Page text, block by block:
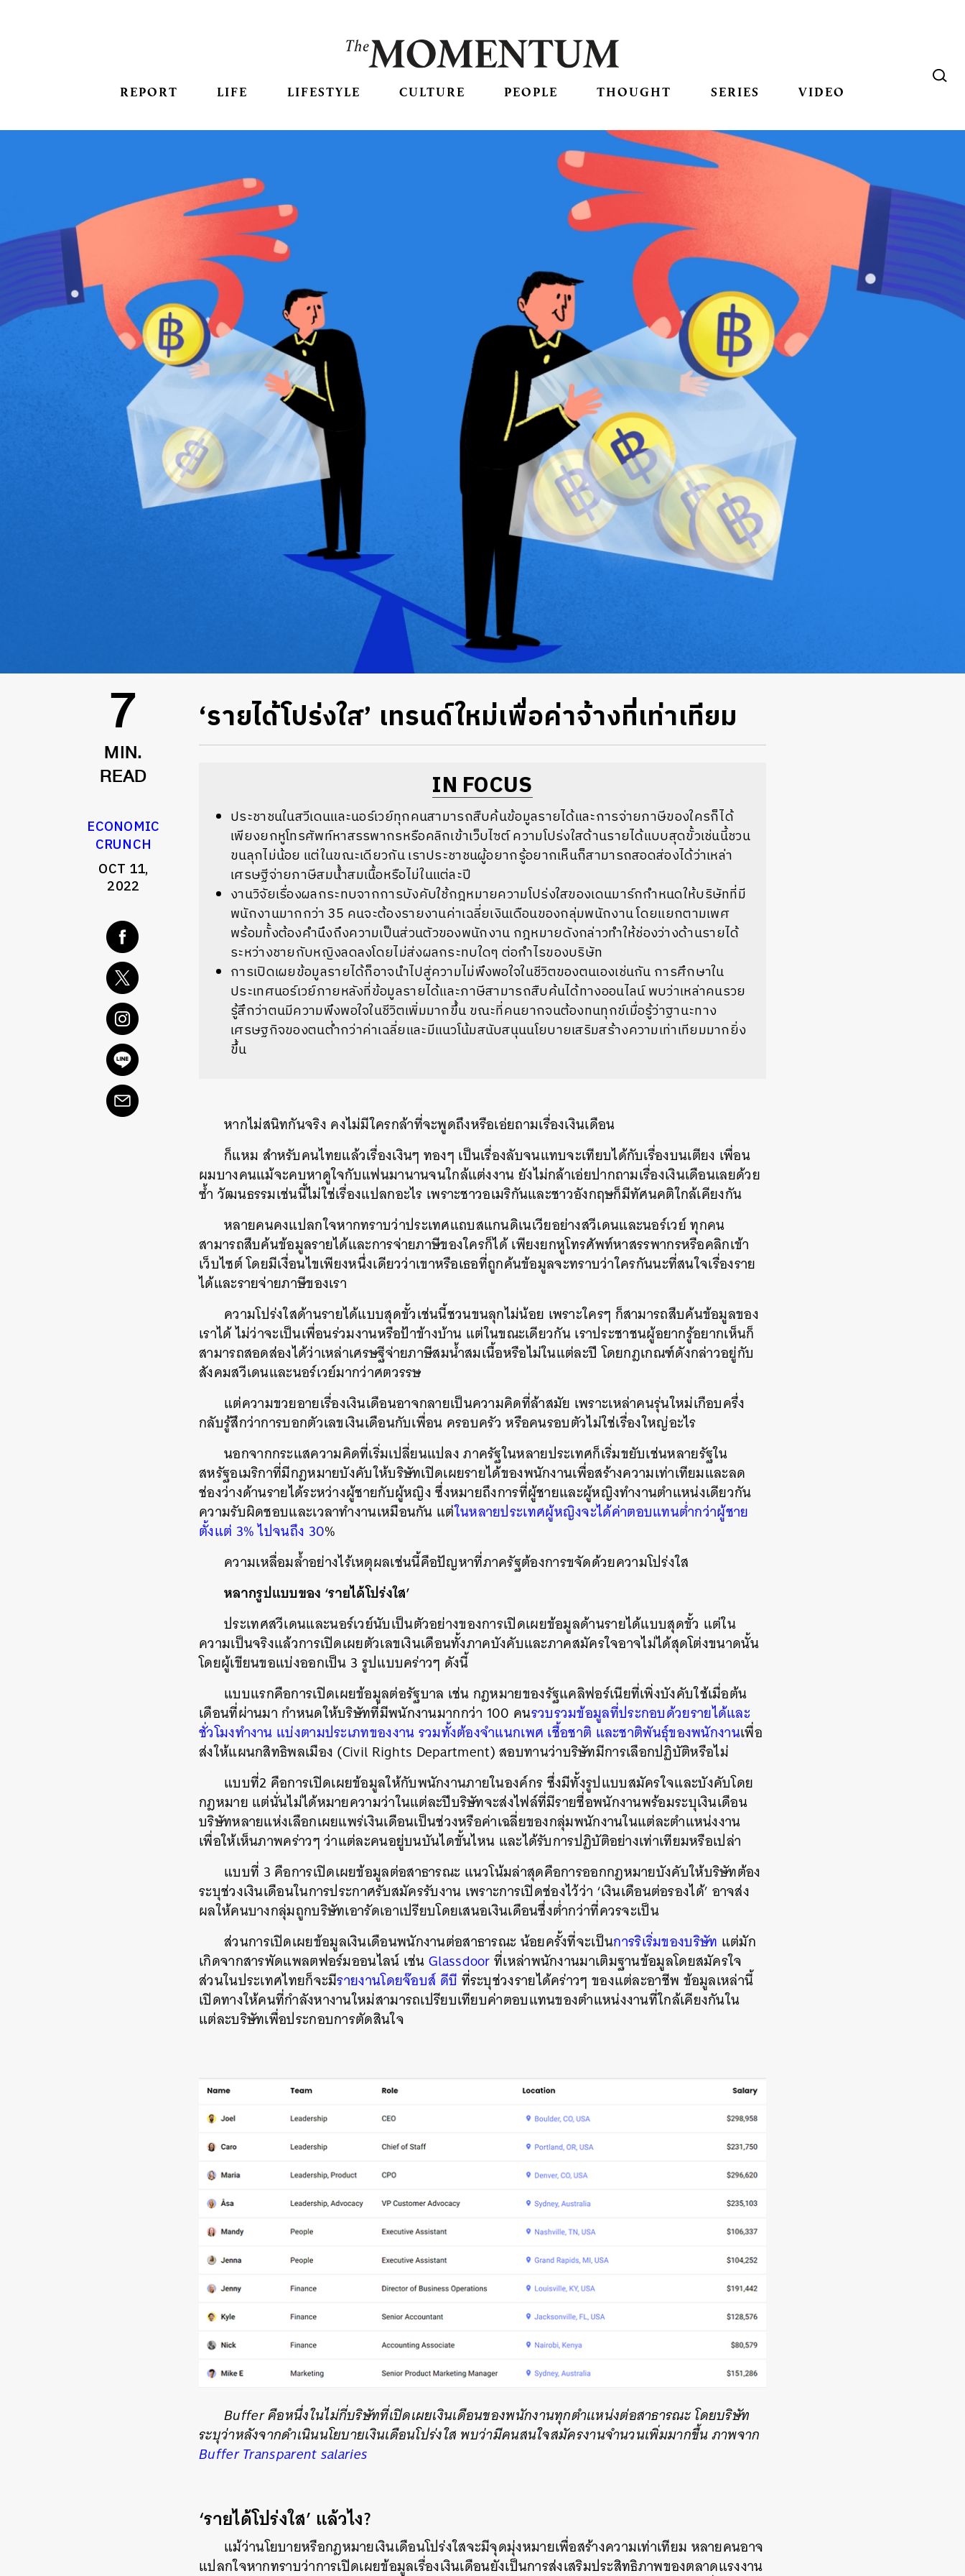
REPORT LIFE LIFESTYLE CULTURE PEOPLE THOUGHT SERIES VIDEO
7
MIN.
READ
ECONOMIC
CRUNCH
OCT 11,
2022
‘รายได้โปร่งใส’ เทรนด์ใหม่เพื่อค่าจ้างที่เท่าเทียม
IN FOCUS
ประชาชนในสวีเดนและนอร์เวย์ทุกคนสามารถสืบค้นข้อมูลรายได้และการจ่ายภาษีของใครก็ได้
เพียงยกหูโทรศัพท์หาสรรพากรหรือคลิกเข้าเว็บไซต์ ความโปร่งใสด้านรายได้แบบสุดขั้วเช่นนี้ชวน
ขนลุกไม่น้อย แต่ในขณะเดียวกัน เราประชาชนผู้อยากรู้อยากเห็นก็สามารถสอดส่องได้ว่าเหล่า
เศรษฐีจ่ายภาษีสมน้ำสมเนื้อหรือไม่ในแต่ละปี
งานวิจัยเรื่องผลกระทบจากการบังคับใช้กฎหมายความโปร่งใสของเดนมาร์กกำหนดให้บริษัทที่มี
พนักงานมากกว่า 35 คนจะต้องรายงานค่าเฉลี่ยเงินเดือนของกลุ่มพนักงาน โดยแยกตามเพศ
พร้อมทั้งต้องคำนึงถึงความเป็นส่วนตัวของพนักงาน กฎหมายดังกล่าวทำให้ช่องว่างด้านรายได้
ระหว่างชายกับหญิงลดลงโดยไม่ส่งผลกระทบใดๆ ต่อกำไรของบริษัท
การเปิดเผยข้อมูลรายได้ก็อาจนำไปสู่ความไม่พึงพอใจในชีวิตของตนเองเช่นกัน การศึกษาใน
ประเทศนอร์เวย์ภายหลังที่ข้อมูลรายได้และภาษีสามารถสืบค้นได้ทางออนไลน์ พบว่าเหล่าคนรวย
รู้สึกว่าตนมีความพึงพอใจในชีวิตเพิ่มมากขึ้น ขณะที่คนยากจนต้องทนทุกข์เมื่อรู้ว่าฐานะทาง
เศรษฐกิจของตนต่ำกว่าค่าเฉลี่ยและมีแนวโน้มสนับสนุนนโยบายเสริมสร้างความเท่าเทียมมากยิ่ง
ขึ้น
หากไม่สนิทกันจริง คงไม่มีใครกล้าที่จะพูดถึงหรือเอ่ยถามเรื่องเงินเดือน
ก็แหม สำหรับคนไทยแล้วเรื่องเงินๆ ทองๆ เป็นเรื่องลับจนแทบจะเทียบได้กับเรื่องบนเตียง เพื่อน
ผมบางคนแม้จะคบหาดูใจกับแฟนมานานจนใกล้แต่งงาน ยังไม่กล้าเอ่ยปากถามเรื่องเงินเดือนเลยด้วย
ซ้ำ วัฒนธรรมเช่นนี้ไม่ใช่เรื่องแปลกอะไร เพราะชาวอเมริกันและชาวอังกฤษก็มีทัศนคติใกล้เคียงกัน
หลายคนคงแปลกใจหากทราบว่าประเทศแถบสแกนดิเนเวียอย่างสวีเดนและนอร์เวย์ ทุกคน
สามารถสืบค้นข้อมูลรายได้และการจ่ายภาษีของใครก็ได้ เพียงยกหูโทรศัพท์หาสรรพากรหรือคลิกเข้า
เว็บไซต์ โดยมีเงื่อนไขเพียงหนึ่งเดียวว่าเขาหรือเธอที่ถูกค้นข้อมูลจะทราบว่าใครกันนะที่สนใจเรื่องราย
ได้และรายจ่ายภาษีของเรา
ความโปร่งใสด้านรายได้แบบสุดขั้วเช่นนี้ชวนขนลุกไม่น้อย เพราะใครๆ ก็สามารถสืบค้นข้อมูลของ
เราได้ ไม่ว่าจะเป็นเพื่อนร่วมงานหรือป้าข้างบ้าน แต่ในขณะเดียวกัน เราประชาชนผู้อยากรู้อยากเห็นก็
สามารถสอดส่องได้ว่าเหล่าเศรษฐีจ่ายภาษีสมน้ำสมเนื้อหรือไม่ในแต่ละปี โดยกฎเกณฑ์ดังกล่าวอยู่กับ
สังคมสวีเดนและนอร์เวย์มากว่าศตวรรษ
แต่ความขวยอายเรื่องเงินเดือนอาจกลายเป็นความคิดที่ล้าสมัย เพราะเหล่าคนรุ่นใหม่เกือบครึ่ง
กลับรู้สึกว่าการบอกตัวเลขเงินเดือนกับเพื่อน ครอบครัว หรือคนรอบตัวไม่ใช่เรื่องใหญ่อะไร
นอกจากกระแสความคิดที่เริ่มเปลี่ยนแปลง ภาครัฐในหลายประเทศก็เริ่มขยับเช่นหลายรัฐใน
สหรัฐอเมริกาที่มีกฎหมายบังคับให้บริษัทเปิดเผยรายได้ของพนักงานเพื่อสร้างความเท่าเทียมและลด
ช่องว่างด้านรายได้ระหว่างผู้ชายกับผู้หญิง ซึ่งหมายถึงการที่ผู้ชายและผู้หญิงทำงานตำแหน่งเดียวกัน
ความรับผิดชอบและเวลาทำงานเหมือนกัน แต่ในหลายประเทศผู้หญิงจะได้ค่าตอบแทนต่ำกว่าผู้ชาย
ตั้งแต่ 3% ไปจนถึง 30%
ความเหลื่อมล้ำอย่างไร้เหตุผลเช่นนี้คือปัญหาที่ภาครัฐต้องการขจัดด้วยความโปร่งใส
หลากรูปแบบของ ‘รายได้โปร่งใส’
ประเทศสวีเดนและนอร์เวย์นับเป็นตัวอย่างของการเปิดเผยข้อมูลด้านรายได้แบบสุดขั้ว แต่ใน
ความเป็นจริงแล้วการเปิดเผยตัวเลขเงินเดือนทั้งภาคบังคับและภาคสมัครใจอาจไม่ได้สุดโต่งขนาดนั้น
โดยผู้เขียนขอแบ่งออกเป็น 3 รูปแบบคร่าวๆ ดังนี้
แบบแรกคือการเปิดเผยข้อมูลต่อรัฐบาล เช่น กฎหมายของรัฐแคลิฟอร์เนียที่เพิ่งบังคับใช้เมื่อต้น
เดือนที่ผ่านมา กำหนดให้บริษัทที่มีพนักงานมากกว่า 100 คนรวบรวมข้อมูลที่ประกอบด้วยรายได้และ
ชั่วโมงทำงาน แบ่งตามประเภทของงาน รวมทั้งต้องจำแนกเพศ เชื้อชาติ และชาติพันธุ์ของพนักงานเพื่อ
ส่งให้แผนกสิทธิพลเมือง (Civil Rights Department) สอบทานว่าบริษัทมีการเลือกปฏิบัติหรือไม่
แบบที่2 คือการเปิดเผยข้อมูลให้กับพนักงานภายในองค์กร ซึ่งมีทั้งรูปแบบสมัครใจและบังคับโดย
กฎหมาย แต่นั่นไม่ได้หมายความว่าในแต่ละปีบริษัทจะส่งไฟล์ที่มีรายชื่อพนักงานพร้อมระบุเงินเดือน
บริษัทหลายแห่งเลือกเผยแพร่เงินเดือนเป็นช่วงหรือค่าเฉลี่ยของกลุ่มพนักงานในแต่ละตำแหน่งงาน
เพื่อให้เห็นภาพคร่าวๆ ว่าแต่ละคนอยู่บนบันไดขั้นไหน และได้รับการปฏิบัติอย่างเท่าเทียมหรือเปล่า
แบบที่ 3 คือการเปิดเผยข้อมูลต่อสาธารณะ แนวโน้มล่าสุดคือการออกกฎหมายบังคับให้บริษัทต้อง
ระบุช่วงเงินเดือนในการประกาศรับสมัครรับงาน เพราะการเปิดช่องไว้ว่า ‘เงินเดือนต่อรองได้’ อาจส่ง
ผลให้คนบางกลุ่มถูกบริษัทเอารัดเอาเปรียบโดยเสนอเงินเดือนซึ่งต่ำกว่าที่ควรจะเป็น
ส่วนการเปิดเผยข้อมูลเงินเดือนพนักงานต่อสาธารณะ น้อยครั้งที่จะเป็นการริเริ่มของบริษัท แต่มัก
เกิดจากสารพัดแพลตฟอร์มออนไลน์ เช่นGlassdoorที่เหล่าพนักงานมาเติมฐานข้อมูลโดยสมัครใจ
ส่วนในประเทศไทยก็จะมีรายงานโดยจ๊อบส์ ดีบี ที่ระบุช่วงรายได้คร่าวๆ ของแต่ละอาชีพ ข้อมูลเหล่านี้
เปิดทางให้คนที่กำลังหางานใหม่สามารถเปรียบเทียบค่าตอบแทนของตำแหน่งงานที่ใกล้เคียงกันใน
แต่ละบริษัทเพื่อประกอบการตัดสินใจ
Buffer คือหนึ่งในไม่กี่บริษัทที่เปิดเผยเงินเดือนของพนักงานทุกตำแหน่งต่อสาธารณะ โดยบริษัท
ระบุว่าหลังจากดำเนินนโยบายเงินเดือนโปร่งใส พบว่ามีคนสนใจสมัครงานจำนวนเพิ่มมากขึ้น ภาพจาก
BufferTransparent salaries
‘รายได้โปร่งใส’ แล้วไง?
แม้ว่านโยบายหรือกฎหมายเงินเดือนโปร่งใสจะมีจุดมุ่งหมายเพื่อสร้างความเท่าเทียม หลายคนอาจ
แปลกใจหากทราบว่าการเปิดเผยข้อมูลเรื่องเงินเดือนยังเป็นการส่งเสริมประสิทธิภาพของตลาดแรงงาน
SHARE TWEET LINE EMAIL